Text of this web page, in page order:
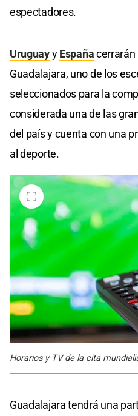
espectadores.
UruguayyEspañacerrarán
Guadalajara, uno de los
seleccionados para la
considerada una de las
del país y cuenta con una
al deporte.
Horarios y TV de la cita
Guadalajara tendrá una